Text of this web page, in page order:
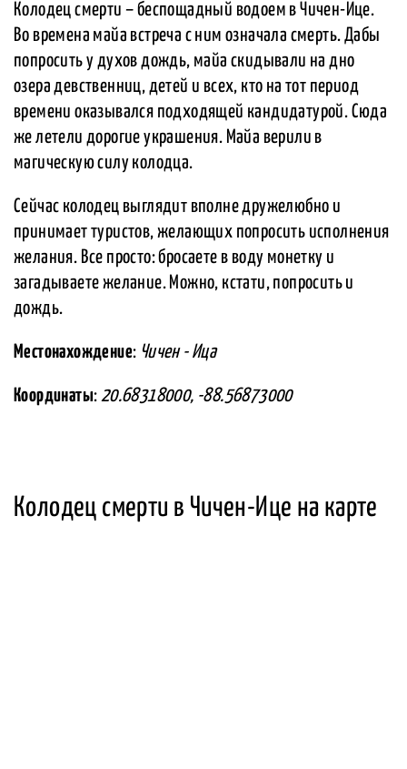
Колодец смерти – беспощадный водоем в Чичен-Ице.
Во времена майа встреча с ним означала смерть. Дабы
попросить у духов дождь, майа скидывали на дно
озера девственниц, детей и всех, кто на тот период
времени оказывался подходящей кандидатурой. Сюда
же летели дорогие украшения. Майа верили в
магическую силу колодца.
Сейчас колодец выглядит вполне дружелюбно и
принимает туристов, желающих попросить исполнения
желания. Все просто: бросаете в воду монетку и
загадываете желание. Можно, кстати, попросить и
дождь.
Местонахождение: Чичен - Ица
Координаты: 20.68318000, -88.56873000
Колодец смерти в Чичен-Ице на карте